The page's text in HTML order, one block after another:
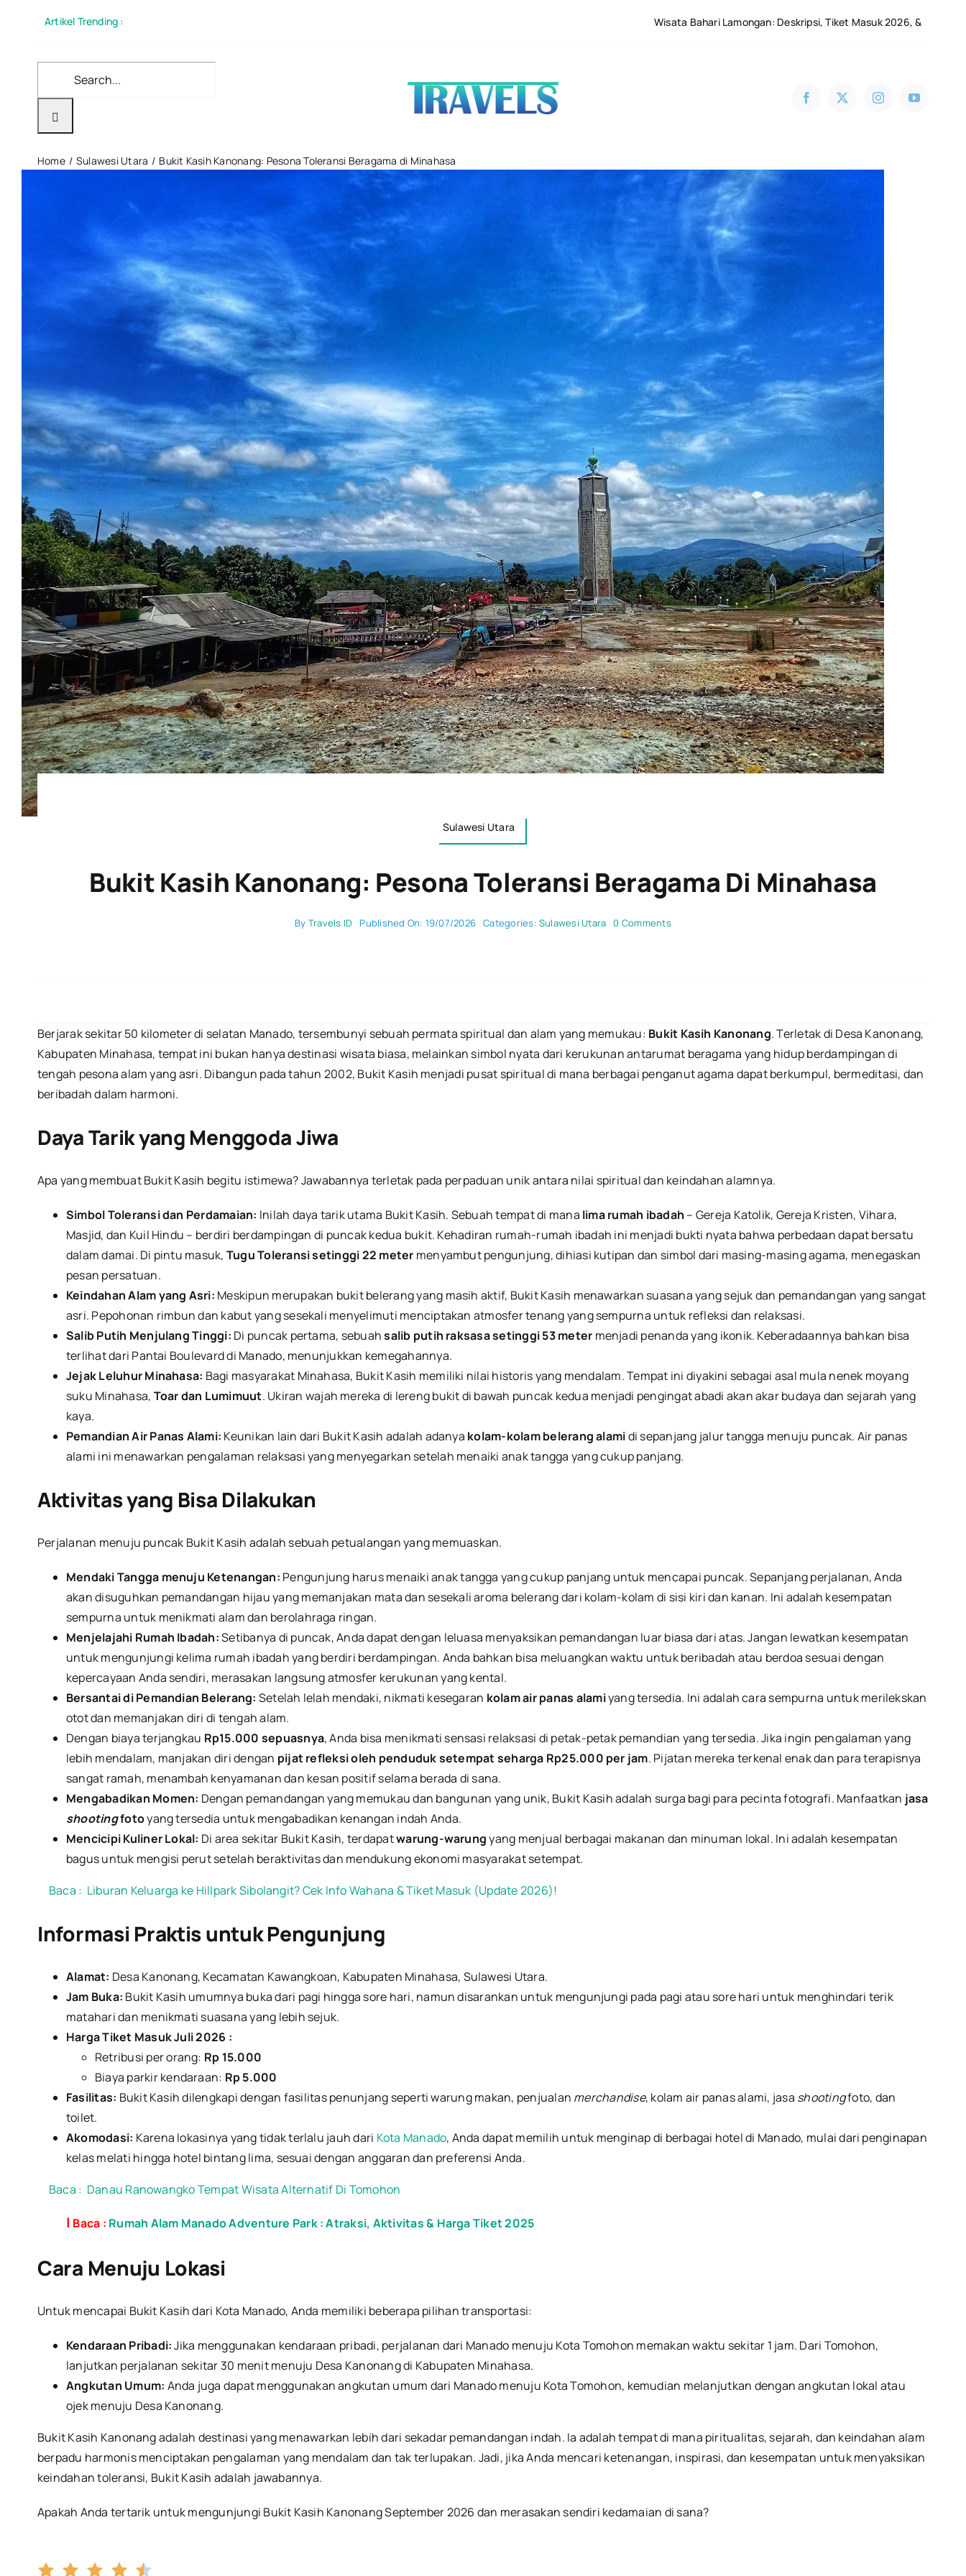
Artikel Trending : Wisata Bahari Lamongan: Deskripsi, Tiket Masuk 2026, & Wahana Menarik
Home Sulawesi Utara Bukit Kasih Kanonang: Pesona Toleransi Beragama di Minahasa
Sulawesi Utara
Bukit Kasih Kanonang: Pesona Toleransi Beragama Di Minahasa
By Travels ID Published On: 19/07/2026 Categories: Sulawesi Utara 0 Commentson
Berjarak sekitar 50 kilometer di selatan Manado, tersembunyi sebuah permata spiritual dan alam yang memukau: Bukit Kasih Kanonang. Terletak di Desa Kanonang,
Kabupaten Minahasa, tempat ini bukan hanya destinasi wisata biasa, melainkan simbol nyata dari kerukunan antarumat beragama yang hidup berdampingan di
tengah pesona alam yang asri. Dibangun pada tahun 2002, Bukit Kasih menjadi pusat spiritual di mana berbagai penganut agama dapat berkumpul, bermeditasi, dan
beribadah dalam harmoni.
Daya Tarik yang Menggoda Jiwa
Apa yang membuat Bukit Kasih begitu istimewa? Jawabannya terletak pada perpaduan unik antara nilai spiritual dan keindahan alamnya.
Simbol Toleransi dan Perdamaian: Inilah daya tarik utama Bukit Kasih. Sebuah tempat di mana lima rumah ibadah – Gereja Katolik, Gereja Kristen, Vihara,
Masjid, dan Kuil Hindu – berdiri berdampingan di puncak kedua bukit. Kehadiran rumah-rumah ibadah ini menjadi bukti nyata bahwa perbedaan dapat bersatu
dalam damai. Di pintu masuk, Tugu Toleransi setinggi 22 meter menyambut pengunjung, dihiasi kutipan dan simbol dari masing-masing agama, menegaskan
pesan persatuan.
Keindahan Alam yang Asri: Meskipun merupakan bukit belerang yang masih aktif, Bukit Kasih menawarkan suasana yang sejuk dan pemandangan yang sangat
asri. Pepohonan rimbun dan kabut yang sesekali menyelimuti menciptakan atmosfer tenang yang sempurna untuk refleksi dan relaksasi.
Salib Putih Menjulang Tinggi: Di puncak pertama, sebuahsalib putih raksasa setinggi 53 meter menjadi penanda yang ikonik. Keberadaannya bahkan bisa
terlihat dari Pantai Boulevard di Manado, menunjukkan kemegahannya.
Jejak Leluhur Minahasa: Bagi masyarakat Minahasa, Bukit Kasih memiliki nilai historis yang mendalam. Tempat ini diyakini sebagai asal mula nenek moyang
suku Minahasa, Toar dan Lumimuut. Ukiran wajah mereka di lereng bukit di bawah puncak kedua menjadi pengingat abadi akan akar budaya dan sejarah yang
kaya.
Pemandian Air Panas Alami: Keunikan lain dari Bukit Kasih adalah adanya kolam-kolam belerang alamidi sepanjang jalur tangga menuju puncak. Air panas
alami ini menawarkan pengalaman relaksasi yang menyegarkan setelah menaiki anak tangga yang cukup panjang.
Aktivitas yang Bisa Dilakukan
Perjalanan menuju puncak Bukit Kasih adalah sebuah petualangan yang memuaskan.
Mendaki Tangga menuju Ketenangan: Pengunjung harus menaiki anak tangga yang cukup panjang untuk mencapai puncak. Sepanjang perjalanan, Anda
akan disuguhkan pemandangan hijau yang memanjakan mata dan sesekali aroma belerang dari kolam-kolam di sisi kiri dan kanan. Ini adalah kesempatan
sempurna untuk menikmati alam dan berolahraga ringan.
Menjelajahi Rumah Ibadah:Setibanya di puncak, Anda dapat dengan leluasa menyaksikan pemandangan luar biasa dari atas. Jangan lewatkan kesempatan
untuk mengunjungi kelima rumah ibadah yang berdiri berdampingan. Anda bahkan bisa meluangkan waktu untuk beribadah atau berdoa sesuai dengan
kepercayaan Anda sendiri, merasakan langsung atmosfer kerukunan yang kental.
Bersantai di Pemandian Belerang: Setelah lelah mendaki, nikmati kesegaran kolam air panas alamiyang tersedia. Ini adalah cara sempurna untuk merilekskan
otot dan memanjakan diri di tengah alam.
Dengan biaya terjangkau Rp15.000 sepuasnya, Anda bisa menikmati sensasi relaksasi di petak-petak pemandian yang tersedia. Jika ingin pengalaman yang
lebih mendalam, manjakan diri dengan pijat refleksi oleh penduduk setempat seharga Rp25.000 per jam. Pijatan mereka terkenal enak dan para terapisnya
sangat ramah, menambah kenyamanan dan kesan positif selama berada di sana.
Mengabadikan Momen: Dengan pemandangan yang memukau dan bangunan yang unik, Bukit Kasih adalah surga bagi para pecinta fotografi. Manfaatkan jasa
shootingfotoyang tersedia untuk mengabadikan kenangan indah Anda.
Mencicipi Kuliner Lokal: Di area sekitar Bukit Kasih, terdapatwarung-warungyang menjual berbagai makanan dan minuman lokal. Ini adalah kesempatan
bagus untuk mengisi perut setelah beraktivitas dan mendukung ekonomi masyarakat setempat.
Baca : Liburan Keluarga ke Hillpark Sibolangit? Cek Info Wahana & Tiket Masuk (Update 2026)!
Informasi Praktis untuk Pengunjung
Alamat: Desa Kanonang, Kecamatan Kawangkoan, Kabupaten Minahasa, Sulawesi Utara.
Jam Buka: Bukit Kasih umumnya buka dari pagi hingga sore hari, namun disarankan untuk mengunjungi pada pagi atau sore hari untuk menghindari terik
matahari dan menikmati suasana yang lebih sejuk.
Harga Tiket Masuk Juli 2026 :
Retribusi per orang: Rp 15.000
Biaya parkir kendaraan: Rp 5.000
Fasilitas: Bukit Kasih dilengkapi dengan fasilitas penunjang seperti warung makan, penjualan merchandise, kolam air panas alami, jasa shootingfoto, dan
toilet.
Akomodasi: Karena lokasinya yang tidak terlalu jauh dari Kota Manado, Anda dapat memilih untuk menginap di berbagai hotel di Manado, mulai dari penginapan
kelas melati hingga hotel bintang lima, sesuai dengan anggaran dan preferensi Anda.
Baca : Danau Ranowangko Tempat Wisata Alternatif Di Tomohon
| Baca : Rumah Alam Manado Adventure Park : Atraksi, Aktivitas & Harga Tiket 2025
Cara Menuju Lokasi
Untuk mencapai Bukit Kasih dari Kota Manado, Anda memiliki beberapa pilihan transportasi:
Kendaraan Pribadi:Jika menggunakan kendaraan pribadi, perjalanan dari Manado menuju Kota Tomohon memakan waktu sekitar 1 jam. Dari Tomohon,
lanjutkan perjalanan sekitar 30 menit menuju Desa Kanonang di Kabupaten Minahasa.
Angkutan Umum: Anda juga dapat menggunakan angkutan umum dari Manado menuju Kota Tomohon, kemudian melanjutkan dengan angkutan lokal atau
ojek menuju Desa Kanonang.
Bukit Kasih Kanonang adalah destinasi yang menawarkan lebih dari sekadar pemandangan indah. Ia adalah tempat di mana piritualitas, sejarah, dan keindahan alam
berpadu harmonis menciptakan pengalaman yang mendalam dan tak terlupakan. Jadi, jika Anda mencari ketenangan, inspirasi, dan kesempatan untuk menyaksikan
keindahan toleransi, Bukit Kasih adalah jawabannya.
Apakah Anda tertarik untuk mengunjungi Bukit Kasih Kanonang September 2026 dan merasakan sendiri kedamaian di sana?
4.5/5